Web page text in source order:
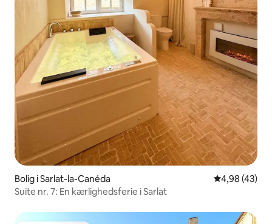
Bolig i Sarlat-la-Canéda 4,98 ud af 5 i
4,98 (43)
Suite nr. 7: En kærlighedsferie i Sarlat